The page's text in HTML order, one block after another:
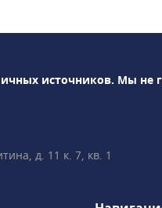
и
синус-
др.
источников. Мы не
д. 11 к. 7, кв. 1